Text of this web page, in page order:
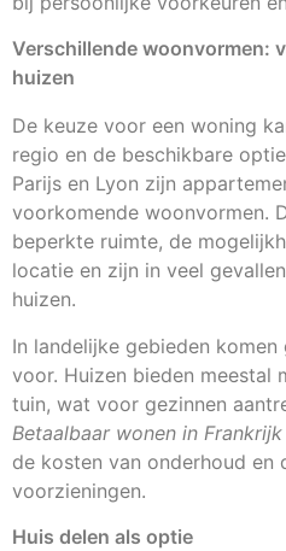
Verschillende woonvormen:
huizen
De keuze voor een woning
regio en de beschikbare
Parijs en Lyon zijn
voorkomende woonvormen.
beperkte ruimte, de
locatie en zijn in veel
huizen.
In landelijke gebieden
voor. Huizen bieden meestal
tuin, wat voor gezinnen
Betaalbaar wonen in Frankrijk
de kosten van onderhoud en
voorzieningen.
Huis delen als optie